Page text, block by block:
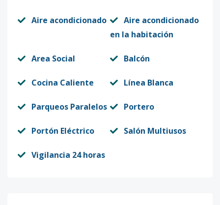
Aire acondicionado
Aire acondicionado
en la habitación
Area Social Balcón
Cocina Caliente Línea Blanca
Parqueos Paralelos Portero
Portón Eléctrico Salón Multiusos
Vigilancia 24 horas